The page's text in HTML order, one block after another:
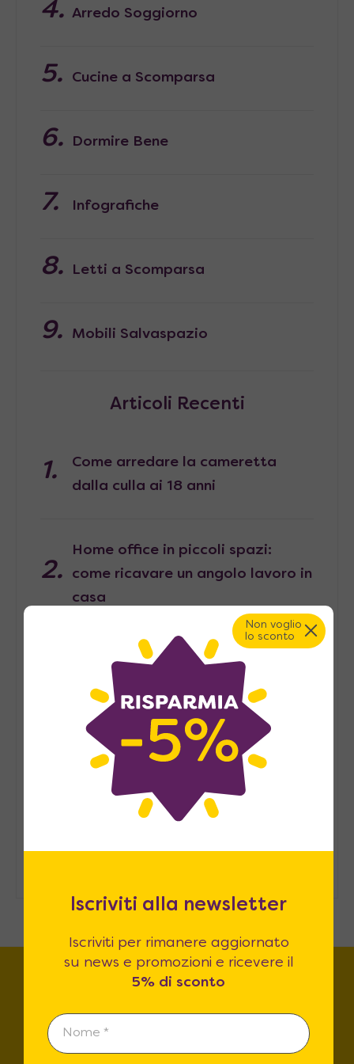
Arredo Soggiorno
Cucine a Scomparsa
Dormire Bene
Infografiche
Letti a Scomparsa
Mobili Salvaspazio
Articoli Recenti
Come arredare la cameretta
dalla culla ai 18 anni
Home office in piccoli spazi:
come ricavare un angolo lavoro in
casa
Pied-à-terre, consigli per
arredarlo
Arredare casa in modo
sostenibile: consigli pratici
Trova lo store più vicino a
Non voglio
lo sconto
Iscriviti alla newsletter
Iscriviti per rimanere aggiornato
su news e promozioni e ricevere il
5% di sconto